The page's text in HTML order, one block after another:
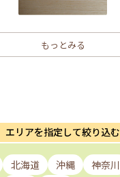
もっとみる
エリアを指定して絞り込む
北海道 沖縄 神奈川